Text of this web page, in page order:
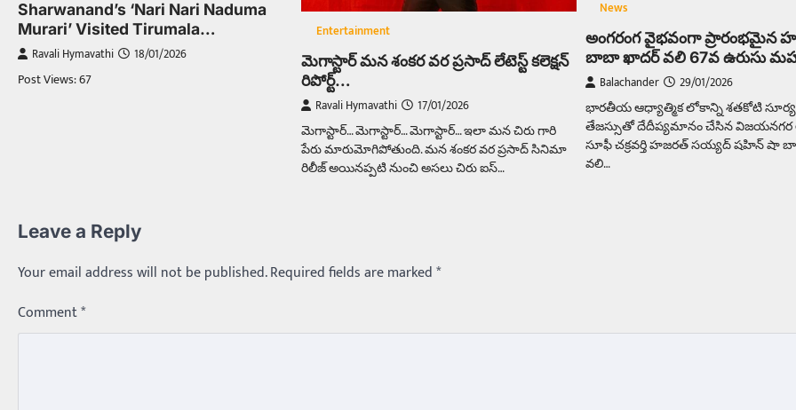
Sharwanand’s ‘Nari Nari Naduma
Murari’ Visited Tirumala…
Ravali Hymavathi
18/01/2026
Post Views: 67
Entertainment
మెగాస్టార్ మన శంకర వర ప్రసాద్ లేటెస్ట్ కలెక్షన్
రిపోర్ట్…
Ravali Hymavathi
17/01/2026
మెగాస్టార్… మెగాస్టార్… మెగాస్టార్… ఇలా మన చిరు గారి
పేరు మారుమోగిపోతుంది. మన శంకర వర ప్రసాద్ సినిమా
రిలీజ్ అయినప్పటి నుంచి అసలు చిరు ఐస్…
News
అంగరంగ వైభవంగా ప్రారంభమైన
బాబా ఖాదర్ వలి 67వ ఉరుసు
Balachander
29/01/2026
భారతీయ ఆధ్యాత్మిక లోకాన్ని శతకోటి
తేజస్సుతో దేదీప్యమానం చేసిన విజయనగర
సూఫీ చక్రవర్తి హజరత్ సయ్యద్ షహిన్ షా
వలి…
Leave a Reply
Your email address will not be published.Required fields are marked*
Comment*